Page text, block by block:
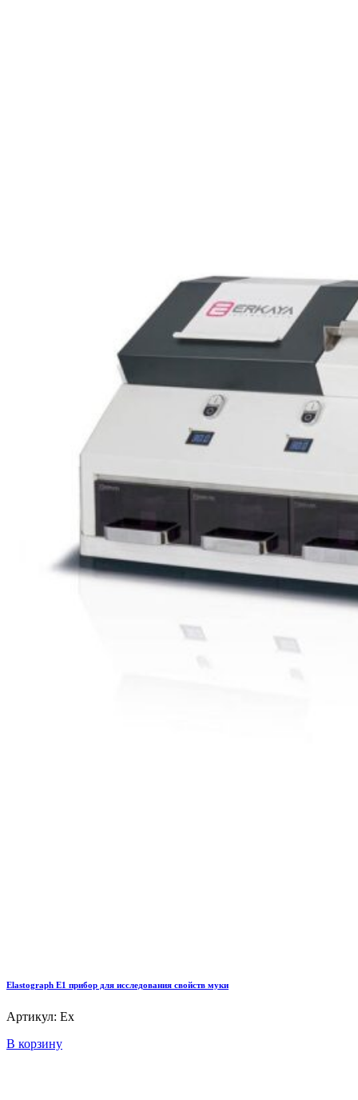
Elastograph E1 прибор для исследования свойств муки
Артикул: Ex
В корзину